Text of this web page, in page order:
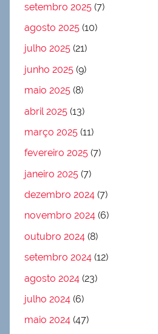
setembro 2025 (7)
agosto 2025 (10)
julho 2025 (21)
junho 2025 (9)
maio 2025 (8)
abril 2025 (13)
março 2025 (11)
fevereiro 2025 (7)
janeiro 2025 (7)
dezembro 2024 (7)
novembro 2024 (6)
outubro 2024 (8)
setembro 2024 (12)
agosto 2024 (23)
julho 2024 (6)
maio 2024 (47)